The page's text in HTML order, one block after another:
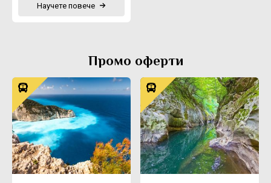
Научете повече
Промо оферти